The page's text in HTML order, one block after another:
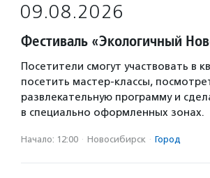
09.08.2026
Фестиваль «Экологичный
Посетители смогут участвовать в
посетить мастер-классы,
развлекательную программу и
в специально оформленных зонах.
Начало: 12:00 · Новосибирск · Город